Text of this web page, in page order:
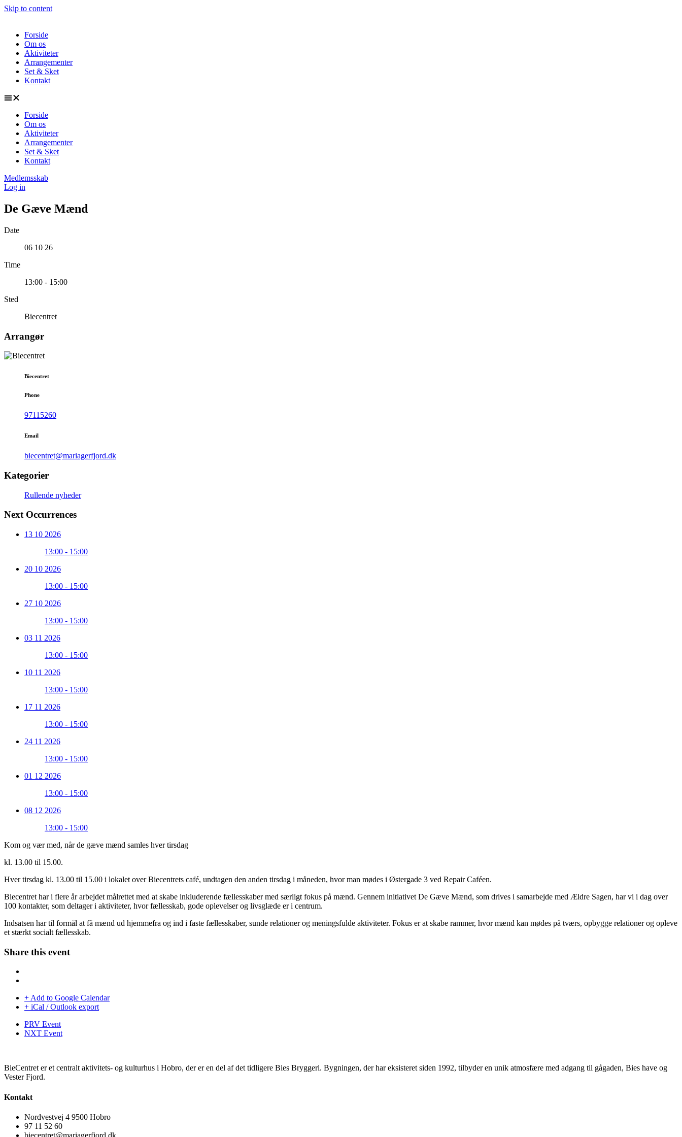
Skip to content
Forside
Om os
Aktiviteter
Arrangementer
Set & Sket
Kontakt
Forside
Om os
Aktiviteter
Arrangementer
Set & Sket
Kontakt
Medlemsskab
Log in
De Gæve Mænd
Date
06 10 26
Time
13:00 - 15:00
Sted
Biecentret
Arrangør
Biecentret
Phone
97115260
Email
biecentret@mariagerfjord.dk
Kategorier
Rullende nyheder
Next Occurrences
13 10 2026
13:00 - 15:00
20 10 2026
13:00 - 15:00
27 10 2026
13:00 - 15:00
03 11 2026
13:00 - 15:00
10 11 2026
13:00 - 15:00
17 11 2026
13:00 - 15:00
24 11 2026
13:00 - 15:00
01 12 2026
13:00 - 15:00
08 12 2026
13:00 - 15:00
Kom og vær med, når de gæve mænd samles hver tirsdag
kl. 13.00 til 15.00.
Hver tirsdag kl. 13.00 til 15.00 i lokalet over Biecentrets café, undtagen den anden tirsdag i måneden, hvor man mødes i Østergade 3 ved Repair Caféen.
Biecentret har i flere år arbejdet målrettet med at skabe inkluderende fællesskaber med særligt fokus på mænd. Gennem initiativet De Gæve Mænd, som drives i samarbejde med Ældre Sagen, har vi i dag over
100 kontakter, som deltager i aktiviteter, hvor fællesskab, gode oplevelser og livsglæde er i centrum.
Indsatsen har til formål at få mænd ud hjemmefra og ind i faste fællesskaber, sunde relationer og meningsfulde aktiviteter. Fokus er at skabe rammer, hvor mænd kan mødes på tværs, opbygge relationer og opleve
et stærkt socialt fællesskab.
Share this event
+ Add to Google Calendar
+ iCal / Outlook export
PRV Event
NXT Event
BieCentret er et centralt aktivitets- og kulturhus i Hobro, der er en del af det tidligere Bies Bryggeri. Bygningen, der har eksisteret siden 1992, tilbyder en unik atmosfære med adgang til gågaden, Bies have og
Vester Fjord.
Kontakt
Nordvestvej 4 9500 Hobro
97 11 52 60
biecentret@mariagerfjord.dk